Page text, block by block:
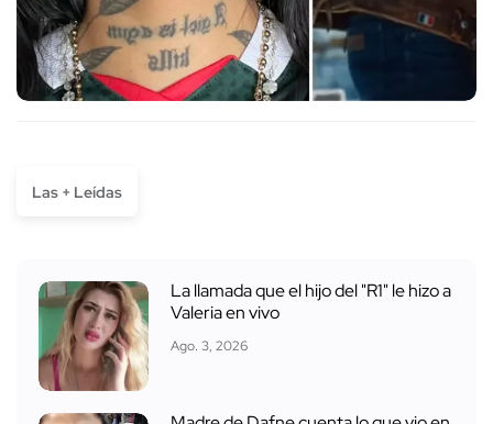
Las + Leídas
La llamada que el hijo del "R1" le hizo a
Valeria en vivo
Ago. 3, 2026